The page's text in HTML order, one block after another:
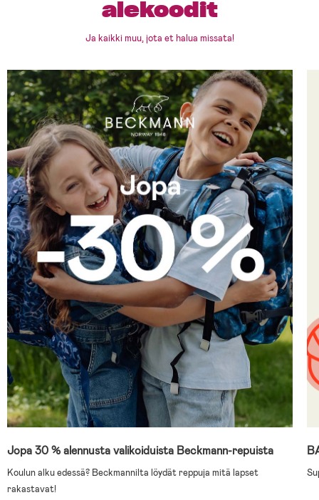
alekoodit
Ja kaikki muu, jota et halua missata!
Jopa 30 % alennusta valikoiduista Beckmann-repuista
Koulun alku edessä? Beckmannilta löydät reppuja mitä lapset
rakastavat!